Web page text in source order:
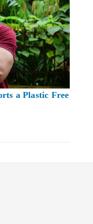
a Plastic Free